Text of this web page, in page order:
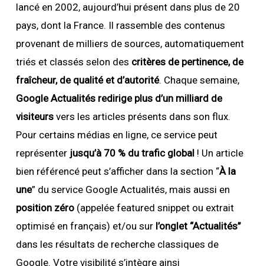
lancé en 2002, aujourd’hui présent dans plus de 20
pays, dont la France. Il rassemble des contenus
provenant de milliers de sources, automatiquement
triés et classés selon des critères de pertinence, de
fraîcheur, de qualité et d’autorité. Chaque semaine,
Google Actualités redirige plus d’un milliard de
visiteursvers les articles présents dans son flux.
Pour certains médias en ligne, ce service peut
représenter jusqu’à 70 % du trafic global! Un article
bien référencé peut s’afficher dans la section “À la
une” du service Google Actualités, mais aussi en
position zéro(appelée featured snippet ou extrait
optimisé en français) et/ou sur l’onglet “Actualités”
dans les résultats de recherche classiques de
Google. Votre visibilité s’intègre ainsi